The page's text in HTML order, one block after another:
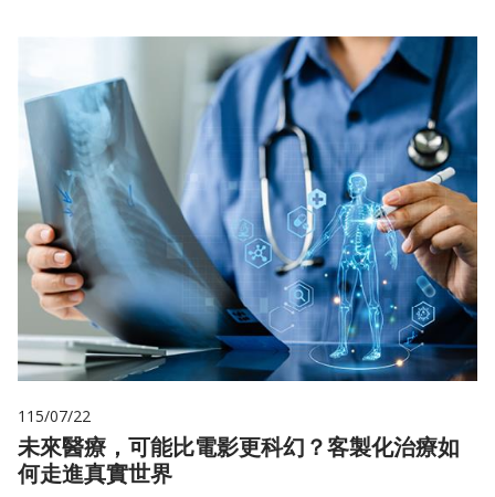
115/07/22
未來醫療，可能比電影更科幻？客製化治療如
何走進真實世界